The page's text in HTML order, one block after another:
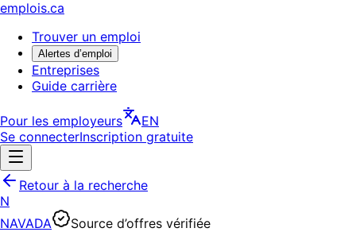
emplois.ca
Trouver un emploi
Alertes d’emploi
Entreprises
Guide carrière
Pour les employeurs
EN
Se connecterInscription gratuite
Retour à la recherche
N
NAVADA
Source d’offres vérifiée